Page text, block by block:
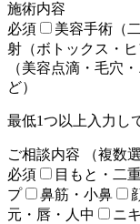
施術内容
必須
美容手術（
射（ボトックス・ヒ
（美容点滴・毛穴
ど）
最低1つ以上入力し
ご相談内容
（複数
必須
目もと・二
プ
鼻筋・小鼻
元・唇・人中
ニ